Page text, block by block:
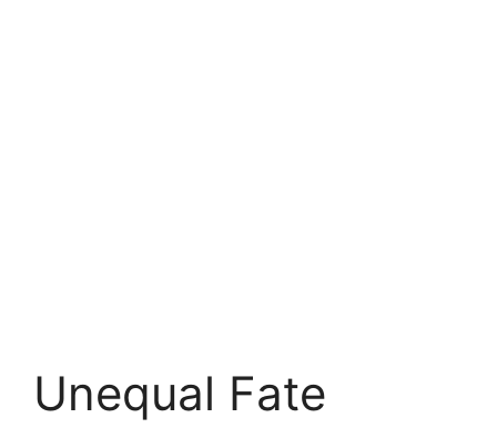
Unequal Fate